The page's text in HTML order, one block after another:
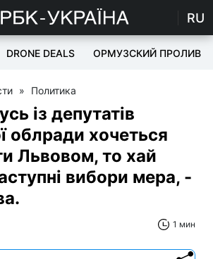
RU
DRONE DEALS ОРМУЗСКИЙ ПРОЛИВ
» Политика
із депутатів
облради хочеться
Львовом, то хай
вибори мера, -
1 мин